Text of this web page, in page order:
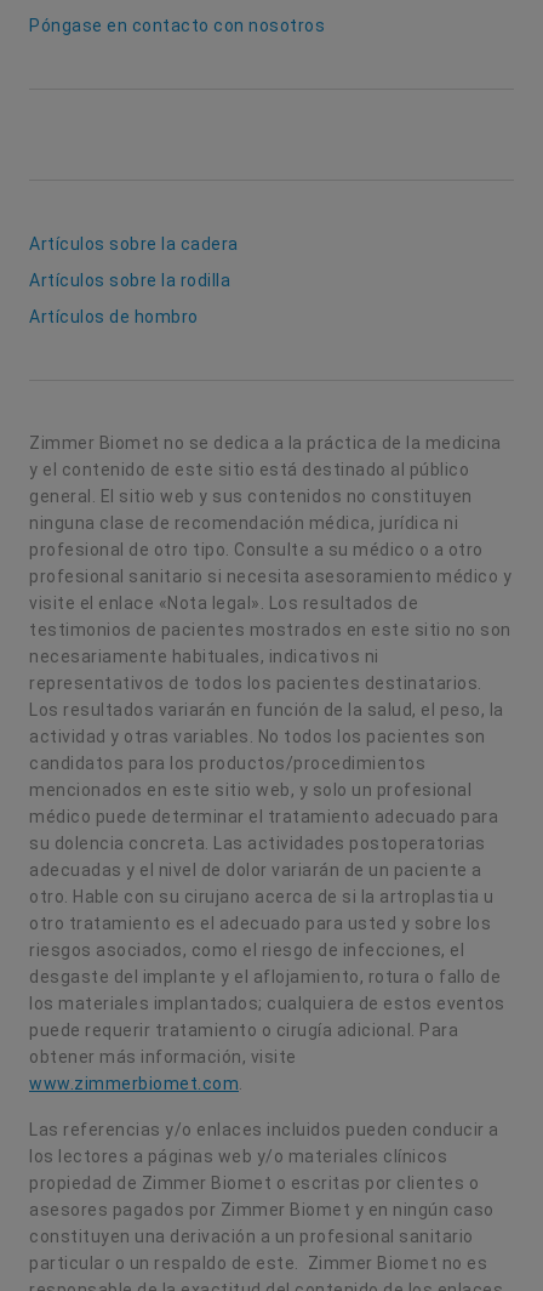
Póngase en contacto con nosotros
Artículos sobre la cadera
Artículos sobre la rodilla
Artículos de hombro
Zimmer Biomet no se dedica a la práctica de la medicina
y el contenido de este sitio está destinado al público
general. El sitio web y sus contenidos no constituyen
ninguna clase de recomendación médica, jurídica ni
profesional de otro tipo. Consulte a su médico o a otro
profesional sanitario si necesita asesoramiento médico y
visite el enlace «Nota legal». Los resultados de
testimonios de pacientes mostrados en este sitio no son
necesariamente habituales, indicativos ni
representativos de todos los pacientes destinatarios.
Los resultados variarán en función de la salud, el peso, la
actividad y otras variables. No todos los pacientes son
candidatos para los productos/procedimientos
mencionados en este sitio web, y solo un profesional
médico puede determinar el tratamiento adecuado para
su dolencia concreta. Las actividades postoperatorias
adecuadas y el nivel de dolor variarán de un paciente a
otro. Hable con su cirujano acerca de si la artroplastia u
otro tratamiento es el adecuado para usted y sobre los
riesgos asociados, como el riesgo de infecciones, el
desgaste del implante y el aflojamiento, rotura o fallo de
los materiales implantados; cualquiera de estos eventos
puede requerir tratamiento o cirugía adicional. Para
obtener más información, visite
www.zimmerbiomet.com
Las referencias y/o enlaces incluidos pueden conducir a
los lectores a páginas web y/o materiales clínicos
propiedad de Zimmer Biomet o escritas por clientes o
asesores pagados por Zimmer Biomet y en ningún caso
constituyen una derivación a un profesional sanitario
particular o un respaldo de este. Zimmer Biomet no es